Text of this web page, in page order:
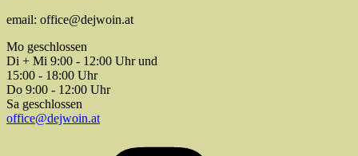
email: office@dejwoin.at
Mo geschlossen
Di + Mi 9:00 - 12:00 Uhr und
15:00 - 18:00 Uhr
Do 9:00 - 12:00 Uhr
Sa geschlossen
office@dejwoin.at